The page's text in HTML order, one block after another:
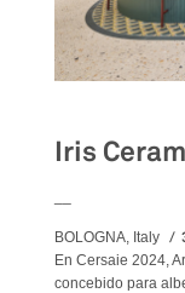
Iris
BOLOGNA, Italy
En Cersaie 2024,
concebido para